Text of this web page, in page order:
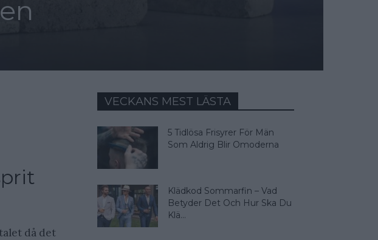
då det
VECKANS MEST LÄSTA
5 Tidlösa Frisyrer För Män
Som Aldrig Blir Omoderna
Klädkod Sommarfin – Vad
Betyder Det Och Hur Ska Du
Klä...